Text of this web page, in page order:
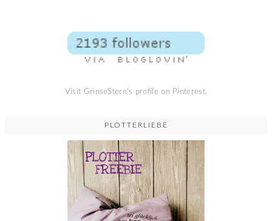
Visit GrinseStern's profile on Pinterest.
PLOTTERLIEBE